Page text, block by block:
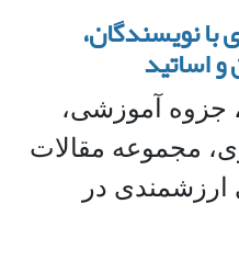
با نویسندگان،
اساتید
جزوه آموزشی،
مجموعه مقالات
ارزشمندی در